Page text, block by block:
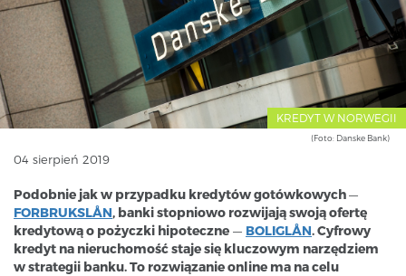
KREDYT W NORWEGII
(Foto: Danske Bank)
04 sierpień 2019
Podobnie jak w przypadku kredytów gotówkowych—
FORBRUKSLÅN, banki stopniowo rozwijają swoją ofertę
kredytową o pożyczki hipoteczne — BOLIGLÅN. Cyfrowy
kredyt na nieruchomość staje się kluczowym narzędziem
w strategii banku. To rozwiązanie online ma na celu